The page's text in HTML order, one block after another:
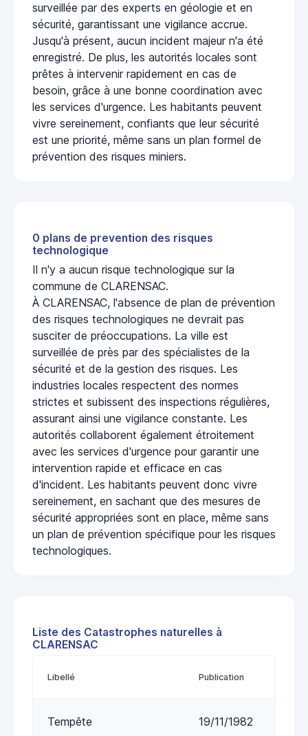
surveillée par des experts en géologie et en
sécurité, garantissant une vigilance accrue.
Jusqu'à présent, aucun incident majeur n'a été
enregistré. De plus, les autorités locales sont
prêtes à intervenir rapidement en cas de
besoin, grâce à une bonne coordination avec
les services d'urgence. Les habitants peuvent
vivre sereinement, confiants que leur sécurité
est une priorité, même sans un plan formel de
prévention des risques miniers.
0 plans de prevention des risques
technologique
Il n'y a aucun risque technologique sur la
commune de CLARENSAC.
À CLARENSAC, l'absence de plan de prévention
des risques technologiques ne devrait pas
susciter de préoccupations. La ville est
surveillée de près par des spécialistes de la
sécurité et de la gestion des risques. Les
industries locales respectent des normes
strictes et subissent des inspections régulières,
assurant ainsi une vigilance constante. Les
autorités collaborent également étroitement
avec les services d'urgence pour garantir une
intervention rapide et efficace en cas
d'incident. Les habitants peuvent donc vivre
sereinement, en sachant que des mesures de
sécurité appropriées sont en place, même sans
un plan de prévention spécifique pour les risques
technologiques.
Liste des Catastrophes naturelles à
CLARENSAC
Libellé Publication
Tempête 19/11/1982